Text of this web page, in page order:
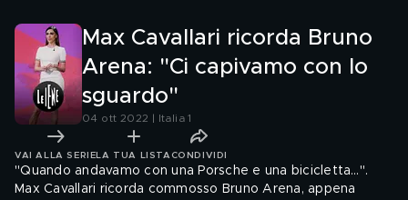
Max Cavallari ricorda Bruno
Arena: "Ci capivamo con lo
sguardo"
04 ott 2022 | Italia 1
VAI ALLA SERIE LA TUA LISTA CONDIVIDI
"Quando andavamo con una Porsche e una bicicletta…".
Max Cavallari ricorda commosso Bruno Arena, appena